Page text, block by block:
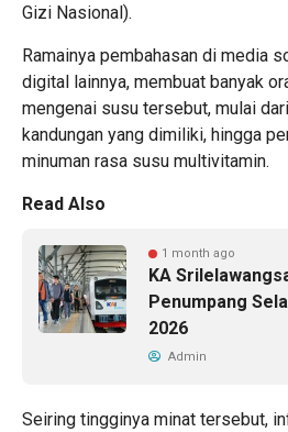
Gizi Nasional).
Ramainya pembahasan di media
digital lainnya, membuat banyak
mengenai susu tersebut, mulai
kandungan yang dimiliki, hingga
minuman rasa susu multivitamin.
Read Also
1 month ago
KA
Penumpang
2026
Admin
Seiring tingginya minat tersebut,